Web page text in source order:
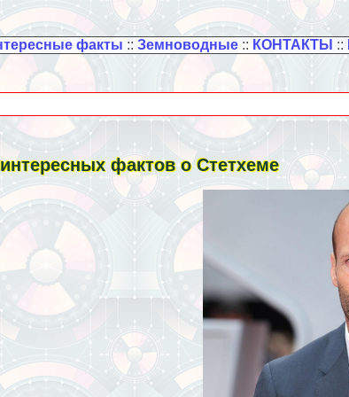
факты :: Земноводные:: КОНТАКТЫ ::
фактов о Стетхеме